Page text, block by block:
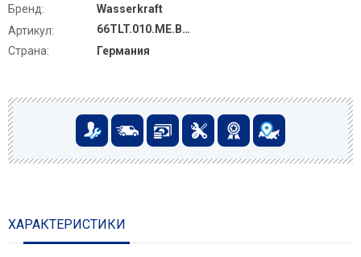
Бренд:
Wasserkraft
Артикул:
66TLT.010.ME.BL.WH03
Страна:
Германия
ХАРАКТЕРИСТИКИ